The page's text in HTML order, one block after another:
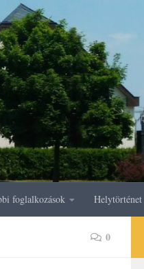
foglalkozások Helytörténet
0